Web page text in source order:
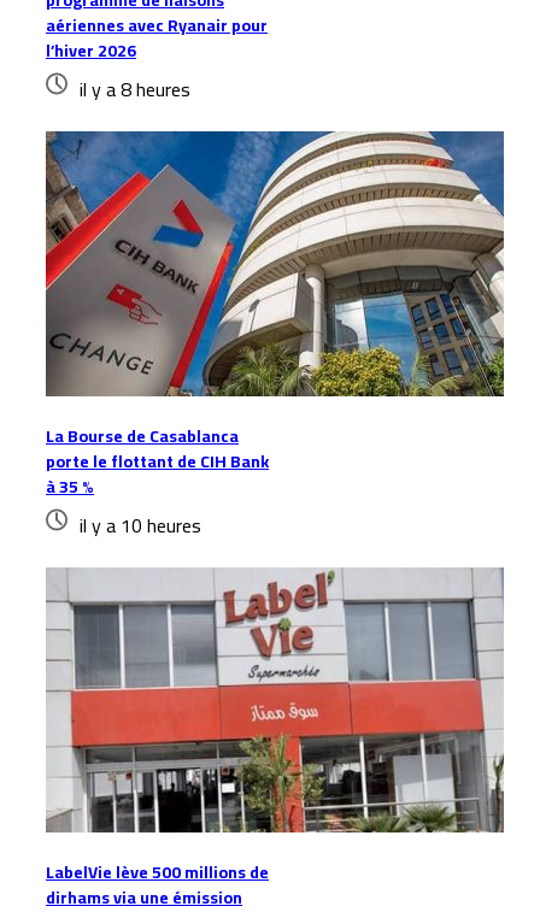
aériennes avec Ryanair pour
l’hiver 2026
il y a 8 heures
La Bourse de Casablanca
porte le flottant de CIH Bank
à 35 %
il y a 10 heures
LabelVie lève 500 millions de
dirhams via une émission